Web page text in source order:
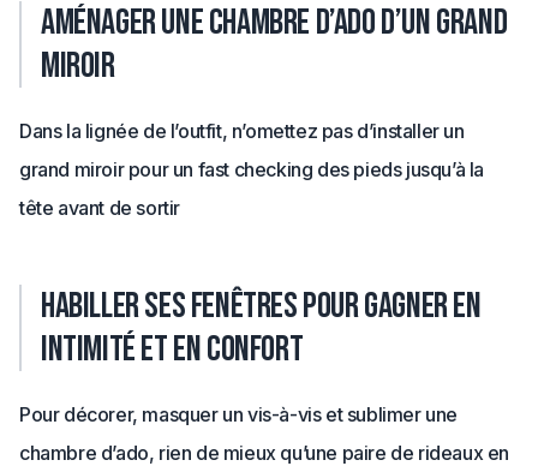
Aménager une chambre d’ado d’un grand
miroir
Dans la lignée de l’outfit, n’omettez pas d’installer un
grand miroir pour un fast checking des pieds jusqu’à la
tête avant de sortir
Habiller ses fenêtres pour gagner en
intimité et en confort
Pour décorer, masquer un vis-à-vis et sublimer une
chambre d’ado, rien de mieux qu’une paire de rideaux en